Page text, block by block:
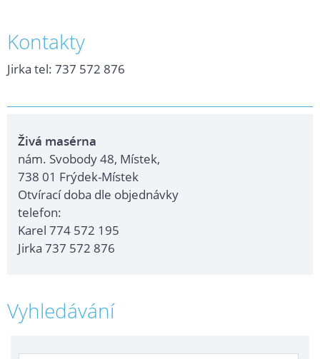
Kontakty
Jirka tel: 737 572 876
Živá masérna
nám. Svobody 48, Místek,
738 01 Frýdek-Místek
Otvírací doba dle objednávky
telefon:
Karel 774 572 195
Jirka 737 572 876
Vyhledávání